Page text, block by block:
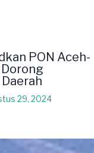
PON Aceh-
29, 2024